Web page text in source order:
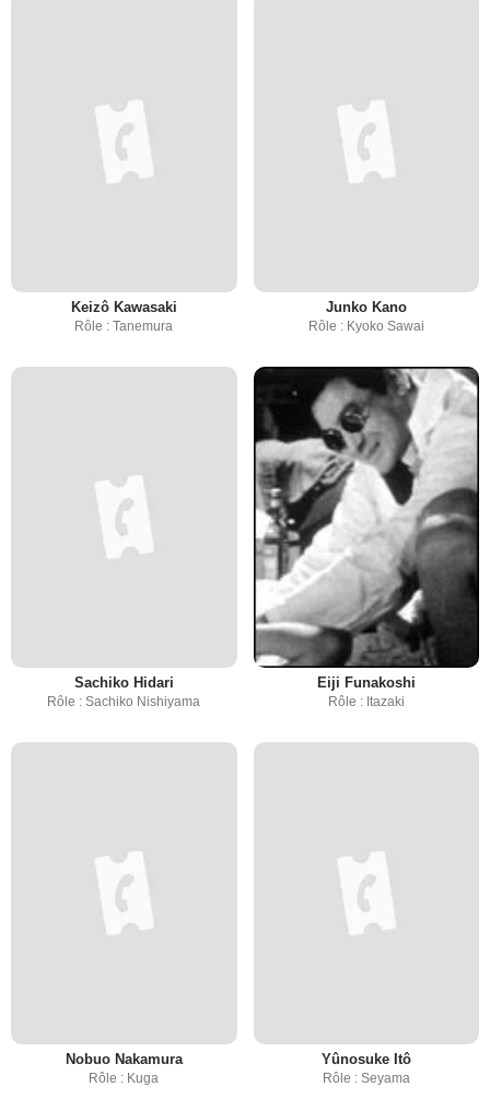
Keizô Kawasaki
Rôle : Tanemura
Junko Kano
Rôle : Kyoko Sawai
Sachiko Hidari
Rôle : Sachiko Nishiyama
Eiji Funakoshi
Rôle : Itazaki
Nobuo Nakamura
Rôle : Kuga
Yûnosuke Itô
Rôle : Seyama